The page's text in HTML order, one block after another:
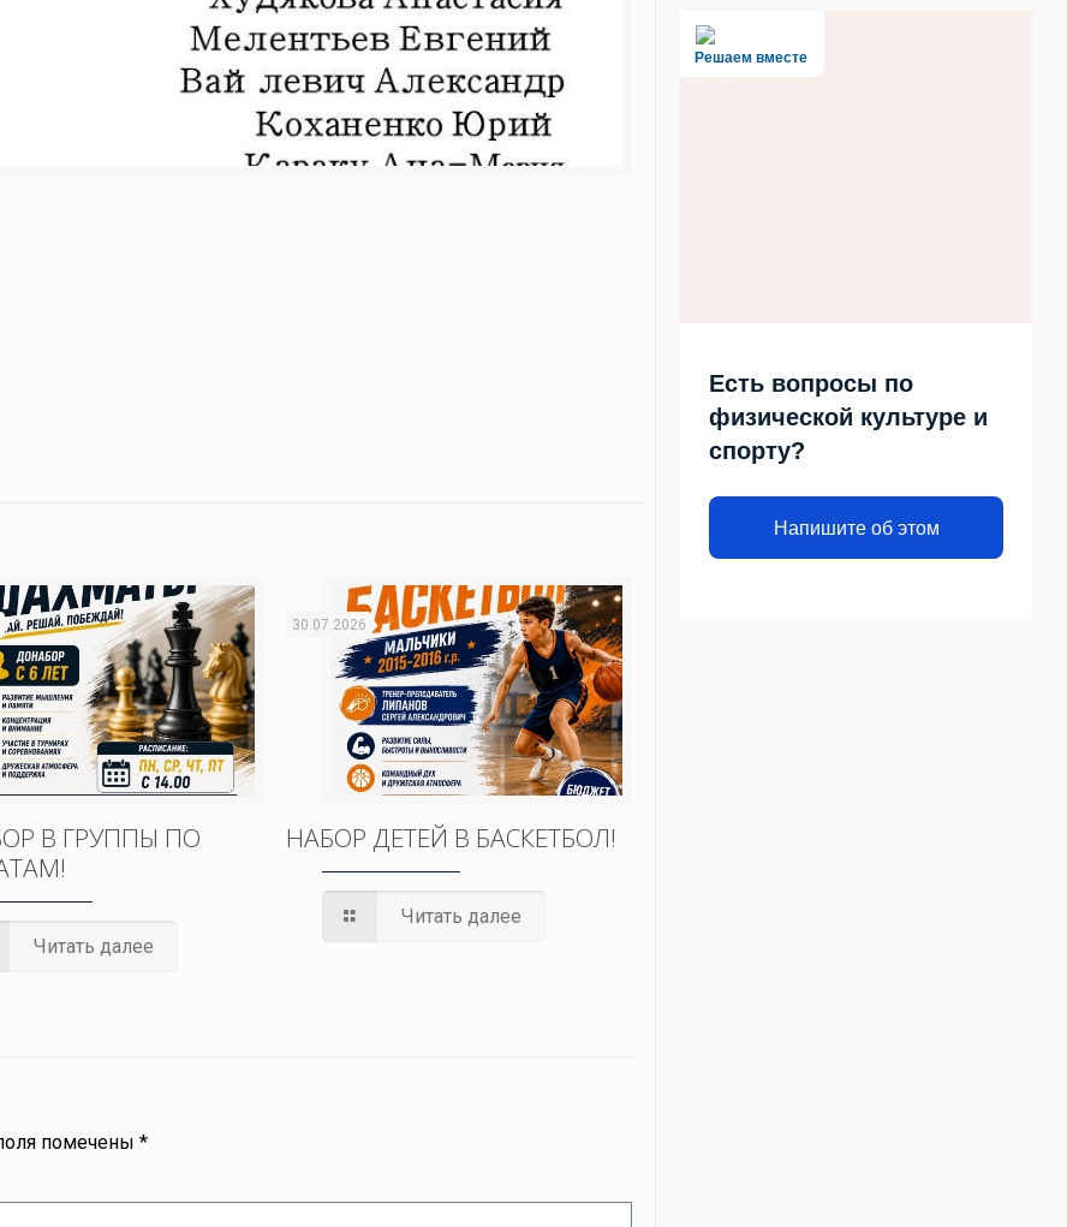
В ГРУППЫ ПО
Читать далее
30.07.2026
НАБОР ДЕТЕЙ В БАСКЕТБОЛ!
Читать далее
помечены*
Решаем вместе
Есть вопросы по
физической культуре и
спорту?
Напишите об этом